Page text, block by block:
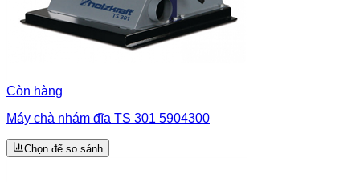
Còn hàng
Máy chà nhám đĩa TS 301 5904300
Chọn để so sánh